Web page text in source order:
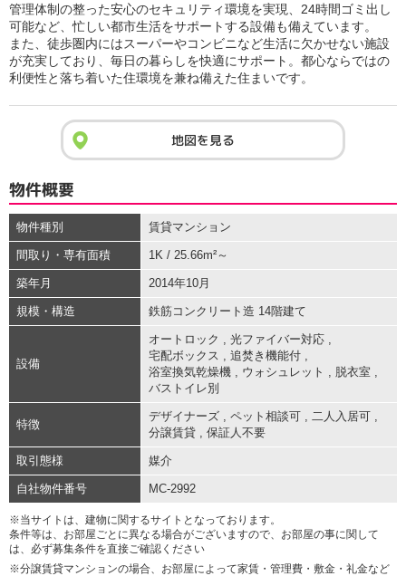
管理体制の整った安心のセキュリティ環境を実現、24時間ゴミ出し
可能など、忙しい都市生活をサポートする設備も備えています。
また、徒歩圏内にはスーパーやコンビニなど生活に欠かせない施設
が充実しており、毎日の暮らしを快適にサポート。都心ならではの
利便性と落ち着いた住環境を兼ね備えた住まいです。
地図を見る
物件概要
物件種別 賃貸マンション
間取り・専有面積 1K / 25.66m²～
築年月 2014年10月
規模・構造 鉄筋コンクリート造 14階建て
設備
オートロック , 光ファイバー対応 ,
宅配ボックス , 追焚き機能付 ,
浴室換気乾燥機 , ウォシュレット , 脱衣室 ,
バストイレ別
特徴
デザイナーズ , ペット相談可 , 二人入居可 ,
分譲賃貸 , 保証人不要
取引態様 媒介
自社物件番号 MC-2992
※当サイトは、建物に関するサイトとなっております。
条件等は、お部屋ごとに異なる場合がございますので、お部屋の事に関して
は、必ず募集条件を直接ご確認ください
※分譲賃貸マンションの場合、お部屋によって家賃・管理費・敷金・礼金など